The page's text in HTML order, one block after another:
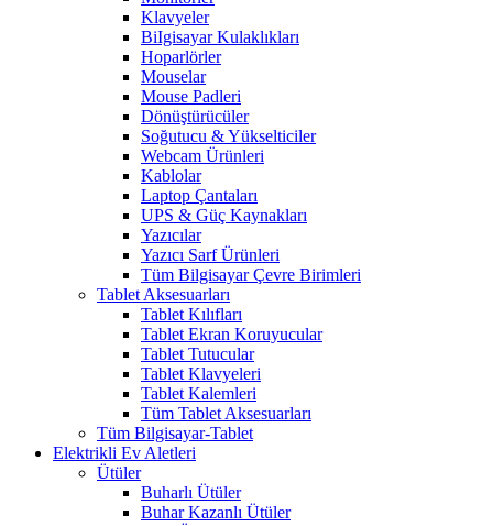
Klavyeler
BiIgisayar Kulaklıkları
Hoparlörler
Mouselar
Mouse Padleri
Dönüştürücüler
Soğutucu & Yükselticiler
Webcam Ürünleri
Kablolar
Laptop Çantaları
UPS & Güç Kaynakları
Yazıcılar
Yazıcı Sarf Ürünleri
Tüm Bilgisayar Çevre Birimleri
Tablet Aksesuarları
Tablet Kılıfları
Tablet Ekran Koruyucular
Tablet Tutucular
Tablet Klavyeleri
Tablet Kalemleri
Tüm Tablet Aksesuarları
Tüm Bilgisayar-Tablet
Elektrikli Ev Aletleri
Ütüler
Buharlı Ütüler
Buhar Kazanlı Ütüler